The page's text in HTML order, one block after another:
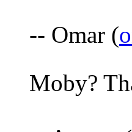
-- Omar (
Moby?